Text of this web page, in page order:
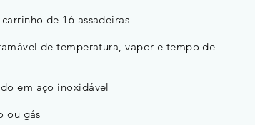
de 16 assadeiras
de temperatura, vapor e tempo de
em aço inoxidável
ou gás